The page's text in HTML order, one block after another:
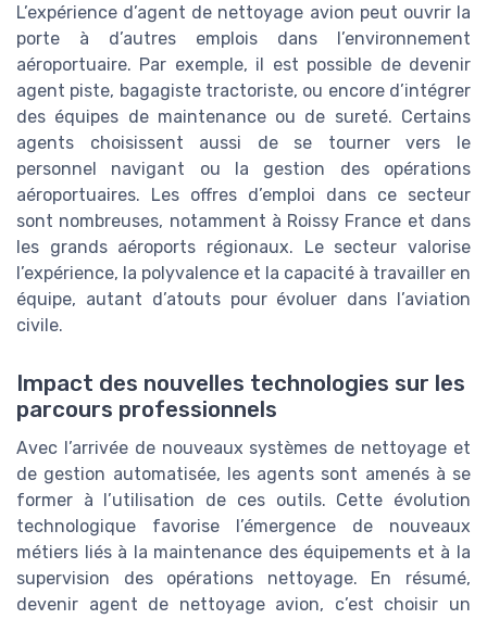
L’expérience d’agent de nettoyage avion peut ouvrir la
porte à d’autres emplois dans l’environnement
aéroportuaire. Par exemple, il est possible de devenir
agent piste, bagagiste tractoriste, ou encore d’intégrer
des équipes de maintenance ou de sureté. Certains
agents choisissent aussi de se tourner vers le
personnel navigant ou la gestion des opérations
aéroportuaires. Les offres d’emploi dans ce secteur
sont nombreuses, notamment à Roissy France et dans
les grands aéroports régionaux. Le secteur valorise
l’expérience, la polyvalence et la capacité à travailler en
équipe, autant d’atouts pour évoluer dans l’aviation
civile.
Impact des nouvelles technologies sur les
parcours professionnels
Avec l’arrivée de nouveaux systèmes de nettoyage et
de gestion automatisée, les agents sont amenés à se
former à l’utilisation de ces outils. Cette évolution
technologique favorise l’émergence de nouveaux
métiers liés à la maintenance des équipements et à la
supervision des opérations nettoyage. En résumé,
devenir agent de nettoyage avion, c’est choisir un